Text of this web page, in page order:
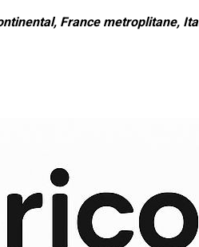
France metroplitane,